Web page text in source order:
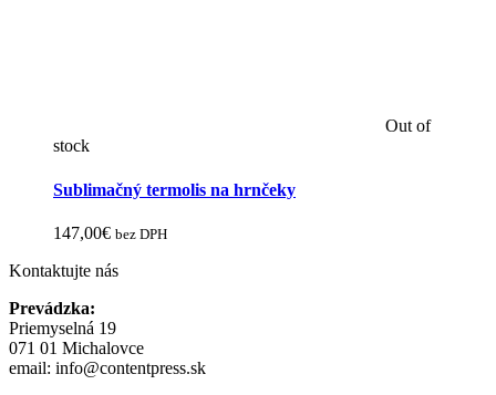
Out of
stock
Sublimačný termolis na hrnčeky
147,00€ bez DPH
Kontaktujte nás
Prevádzka:
Priemyselná 19
071 01 Michalovce
email: info@contentpress.sk